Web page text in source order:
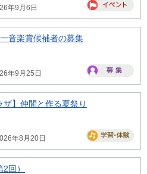
年9月6日
音楽賞候補者の募集
年9月25日
ザ】仲間と作る夏祭り
年8月20日
回）